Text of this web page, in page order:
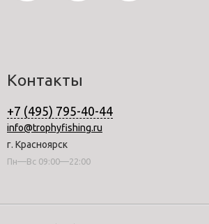
Контакты
+7 (495) 795-40-44
info@trophyfishing.ru
г. Красноярск
Пн—Вс 09:00—22:00